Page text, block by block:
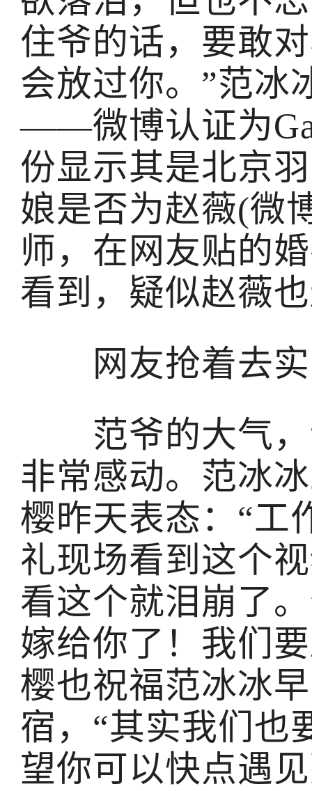
住爷的话，要敢
会放过你。”范冰
——微博认证为
份显示其是北京
娘是否为赵薇(微
师，在网友贴的
看到，疑似赵薇
网友抢着去实
范爷的大气，
非常感动。范冰
樱昨天表态：“工
礼现场看到这个
看这个就泪崩了
嫁给你了！我们
樱也祝福范冰冰
宿，“其实我们也
望你可以快点遇